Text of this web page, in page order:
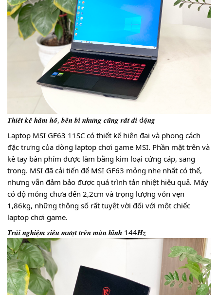
𝑻𝒉𝒊𝒆̂́𝒕 𝒌𝒆̂́ 𝒉𝒂̂̀𝒎 𝒉𝒐̂́, 𝒃𝒆̂̀𝒏 𝒃𝒊̉ 𝒏𝒉𝒖̛𝒏𝒈 𝒄𝒖̃𝒏𝒈 𝒓𝒂̂́𝒕 𝒅𝒊 đ𝒐̣̂𝒏𝒈
Laptop MSI GF63 11SC có thiết kế hiện đại và phong cách
đặc trưng của dòng laptop chơi game MSI. Phần mặt trên và
kê tay bàn phím được làm bằng kim loại cứng cáp, sang
trọng. MSI đã cải tiến để MSI GF63 mỏng nhẹ nhất có thể,
nhưng vẫn đảm bảo được quá trình tản nhiệt hiệu quả. Máy
có độ mỏng chưa đến 2,2cm và trọng lượng vỏn vẹn
1,86kg, những thông số rất tuyệt vời đối với một chiếc
laptop chơi game.
𝑻𝒓𝒂̉𝒊 𝒏𝒈𝒉𝒊𝒆̣̂𝒎 𝒔𝒊𝒆̂𝒖 𝒎𝒖̛𝒐̛̣𝒕 𝒕𝒓𝒆̂𝒏 𝒎𝒂̀𝒏 𝒉𝒊̀𝒏𝒉 144𝑯𝒛